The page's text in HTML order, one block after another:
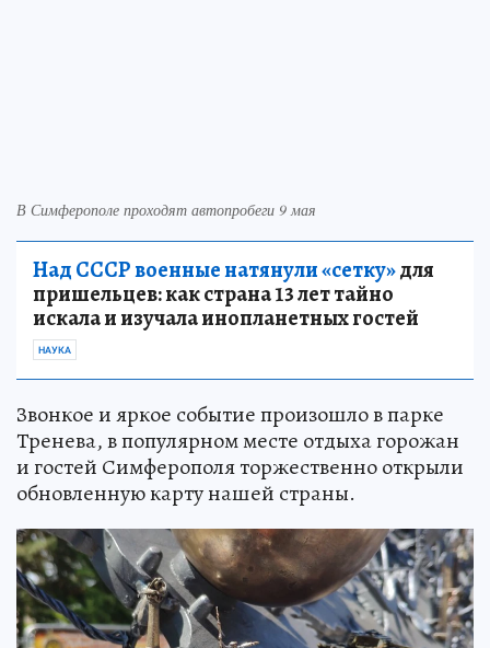
В Симферополе проходят автопробеги 9 мая
Над СССР военные натянули «сетку»для
пришельцев: как страна 13 лет тайно
искала и изучала инопланетных гостей
НАУКА
Звонкое и яркое событие произошло в парке
Тренева, в популярном месте отдыха горожан
и гостей Симферополя торжественно открыли
обновленную карту нашей страны.